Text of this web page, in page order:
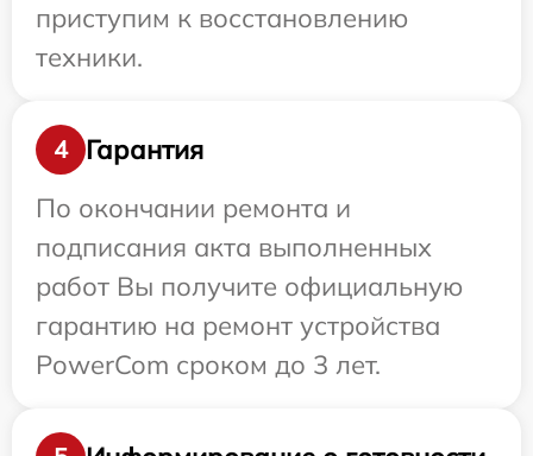
приступим к восстановлению
техники.
4
Гарантия
По окончании ремонта и
подписания акта выполненных
работ Вы получите официальную
гарантию на ремонт устройства
PowerCom сроком до 3 лет.